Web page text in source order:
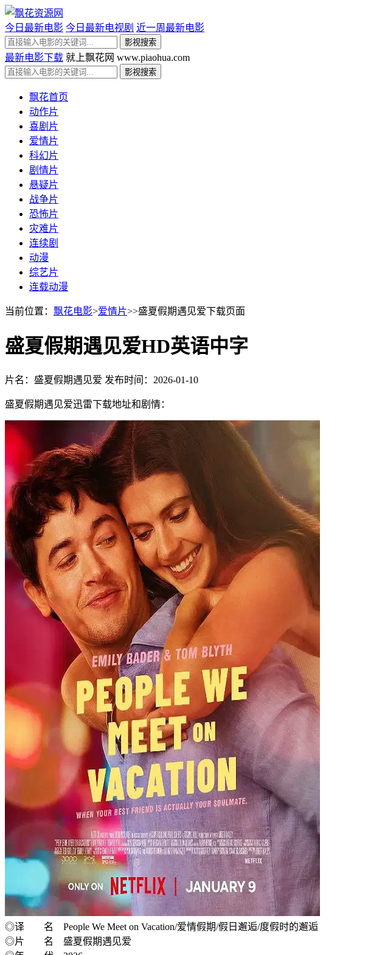
今日最新电影 今日最新电视剧 近一周最新电影
最新电影下载 就上飘花网 www.piaohua.com
飘花首页
动作片
喜剧片
爱情片
科幻片
剧情片
悬疑片
战争片
恐怖片
灾难片
连续剧
动漫
综艺片
连载动漫
当前位置： 飘花电影>爱情片>>盛夏假期遇见爱下载页面
盛夏假期遇见爱HD英语中字
片名：盛夏假期遇见爱 发布时间：2026-01-10
盛夏假期遇见爱迅雷下载地址和剧情：
◎译 名 People We Meet on Vacation/爱情假期/假日邂逅/度假时的邂逅
◎片 名 盛夏假期遇见爱